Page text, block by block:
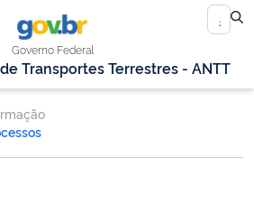
Governo Federal
Transportes Terrestres - ANTT